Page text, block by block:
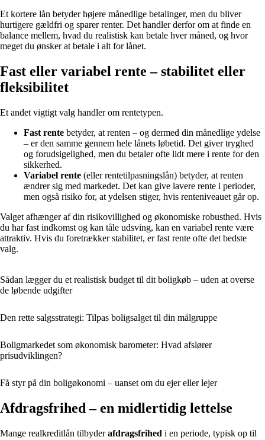
Et kortere lån betyder højere månedlige betalinger, men du bliver
hurtigere gældfri og sparer renter. Det handler derfor om at finde en
balance mellem, hvad du realistisk kan betale hver måned, og hvor
meget du ønsker at betale i alt for lånet.
Fast eller variabel rente – stabilitet eller
fleksibilitet
Et andet vigtigt valg handler om rentetypen.
Fast rente betyder, at renten – og dermed din månedlige ydelse
– er den samme gennem hele lånets løbetid. Det giver tryghed
og forudsigelighed, men du betaler ofte lidt mere i rente for den
sikkerhed.
Variabel rente (eller rentetilpasningslån) betyder, at renten
ændrer sig med markedet. Det kan give lavere rente i perioder,
men også risiko for, at ydelsen stiger, hvis renteniveauet går op.
Valget afhænger af din risikovillighed og økonomiske robusthed. Hvis
du har fast indkomst og kan tåle udsving, kan en variabel rente være
attraktiv. Hvis du foretrækker stabilitet, er fast rente ofte det bedste
valg.
Sådan lægger du et realistisk budget til dit boligkøb – uden at overse
de løbende udgifter
Den rette salgsstrategi: Tilpas boligsalget til din målgruppe
Boligmarkedet som økonomisk barometer: Hvad afslører
prisudviklingen?
Få styr på din boligøkonomi – uanset om du ejer eller lejer
Afdragsfrihed – en midlertidig lettelse
Mange realkreditlån tilbyderafdragsfrihed i en periode, typisk op til